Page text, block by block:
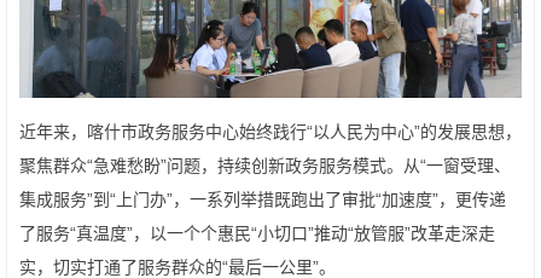
近年来，喀什市政务服务中心始终践行“以人民为中心”的发展思想，
聚焦群众“急难愁盼”问题，持续创新政务服务模式。从“一窗受理、
集成服务”到“上门办”，一系列举措既跑出了审批“加速度”，更传递
了服务“真温度”，以一个个惠民“小切口”推动“放管服”改革走深走
实，切实打通了服务群众的“最后一公里”。